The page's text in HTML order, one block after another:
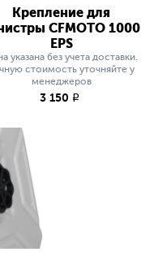
Крепление для
CFMOTO 1000
EPS
указана без учета доставки.
стоимость уточняйте у
менеджеров
3 150 q